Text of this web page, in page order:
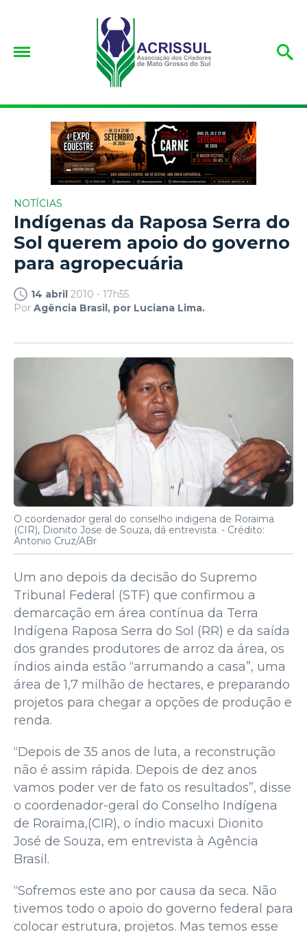
NOTÍCIAS
Indígenas da Raposa Serra do
Sol querem apoio do governo
para agropecuária
14 abril 2010 - 17h55
Por Agência Brasil, por Luciana Lima.
O coordenador geral do conselho indigena de Roraima
(CIR), Dionito Jose de Souza, dá entrevista. - Crédito:
Antonio Cruz/ABr
Um ano depois da decisão do Supremo
Tribunal Federal (STF) que confirmou a
demarcação em área contínua da Terra
Indígena Raposa Serra do Sol (RR) e da saída
dos grandes produtores de arroz da área, os
índios ainda estão “arrumando a casa”, uma
área de 1,7 milhão de hectares, e preparando
projetos para chegar a opções de produção e
renda.
“Depois de 35 anos de luta, a reconstrução
não é assim rápida. Depois de dez anos
vamos poder ver de fato os resultados”, disse
o coordenador-geral do Conselho Indígena
de Roraima,(CIR), o índio macuxi Dionito
José de Souza, em entrevista à Agência
Brasil.
“Sofremos este ano por causa da seca. Não
tivemos todo o apoio do governo federal para
colocar estrutura, projetos. Mas temos esse